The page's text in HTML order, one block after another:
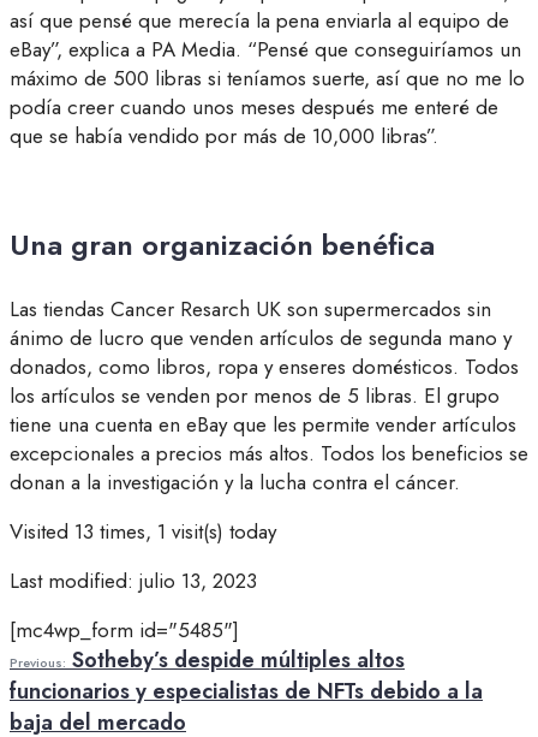
así que pensé que merecía la pena enviarla al equipo de
eBay”, explica a PA Media. “Pensé que conseguiríamos un
máximo de 500 libras si teníamos suerte, así que no me lo
podía creer cuando unos meses después me enteré de
que se había vendido por más de 10,000 libras”.
Una gran organización benéfica
Las tiendas Cancer Resarch UK son supermercados sin
ánimo de lucro que venden artículos de segunda mano y
donados, como libros, ropa y enseres domésticos. Todos
los artículos se venden por menos de 5 libras. El grupo
tiene una cuenta en eBay que les permite vender artículos
excepcionales a precios más altos. Todos los beneficios se
donan a la investigación y la lucha contra el cáncer.
Visited 13 times, 1 visit(s) today
Last modified: julio 13, 2023
[mc4wp_form id="5485"]
Previous: Sotheby’s despide múltiples altos
funcionarios y especialistas de NFTs debido a la
baja del mercado